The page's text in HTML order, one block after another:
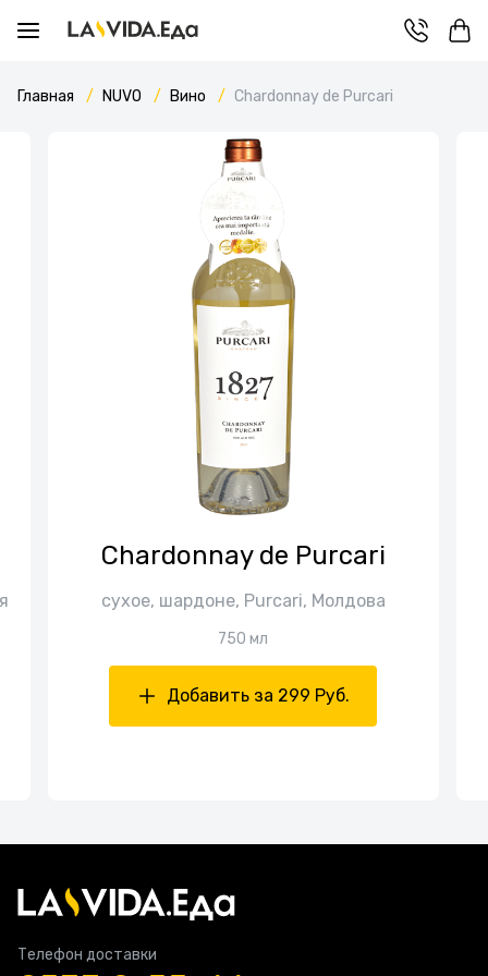
Главная NUVO Вино Chardonnay de Purcari
Chardonnay de Purcari
сухое, шардоне, Purcari, Молдова
750 мл
Добавить за 299 Руб.
Телефон доставки